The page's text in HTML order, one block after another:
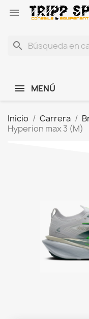

search
MENÚ
Inicio Carrera
Hyperion max 3 (M)